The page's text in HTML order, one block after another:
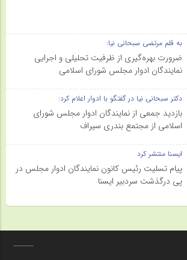
به قلم مرتضی سبحانی نیا:
ضرورت بهره‌گیری از ظرفیت تحلیلی و اجرایی
نمایندگان ادوار مجلس شورای اسلامی
دکتر سبحانی نیا در گفتگو با ادوار اعلام کرد:
بازدید جمعی از نمایندگان ادوار مجلس شورای
اسلامی از مجتمع بندری سیراف
ایسنا منتشر کرد
پیام تسلیت رئیس کانون نمایندگان ادوار مجلس در
پی درگذشت سردبیر ایسنا